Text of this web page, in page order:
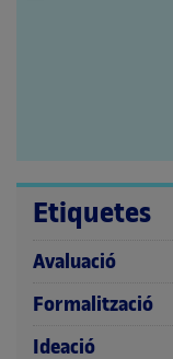
Etiquetes
Avaluació
Formalització
Ideació